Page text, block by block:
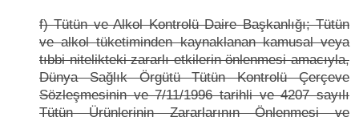
f) Tütün ve Alkol Kontrolü Daire Başkanlığı; Tütün
ve alkol tüketiminden kaynaklanan kamusal veya
tıbbi nitelikteki zararlı etkilerin önlenmesi amacıyla,
Dünya Sağlık Örgütü Tütün Kontrolü Çerçeve
Sözleşmesinin ve 7/11/1996 tarihli ve 4207 sayılı
Tütün Ürünlerinin Zararlarının Önlenmesi ve